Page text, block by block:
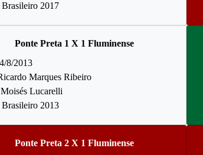
Brasileiro 2017
Ponte Preta 1 X 1 Fluminense
8/2013
Marques Ribeiro
Lucarelli
Brasileiro 2013
Ponte Preta 2 X 1 Fluminense